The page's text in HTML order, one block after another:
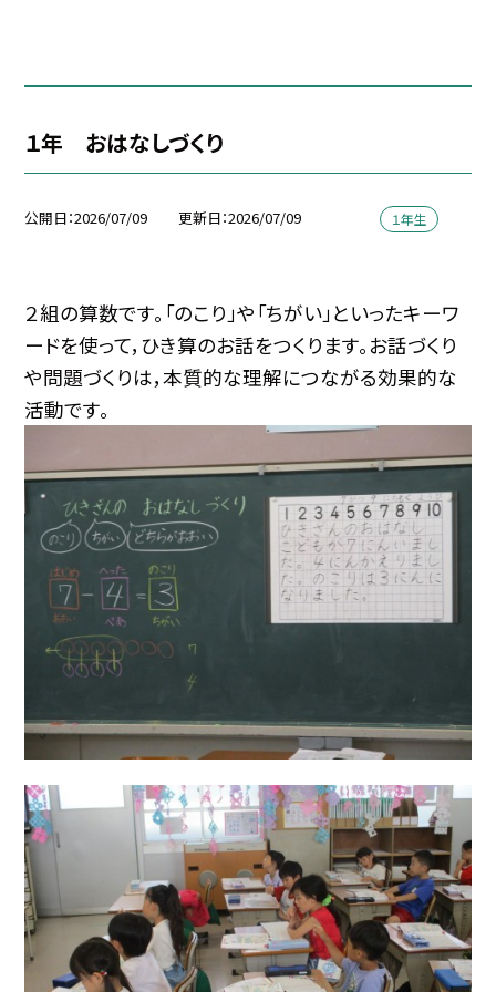
１年 おはなしづくり
公開日 2026/07/09 更新日 2026/07/09 １年生
２組の算数です。「のこり」や「ちがい」といったキーワ
ードを使って，ひき算のお話をつくります。お話づくり
や問題づくりは，本質的な理解につながる効果的な
活動です。